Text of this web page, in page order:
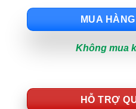
MUA
Không mua
HỖ TRỢ